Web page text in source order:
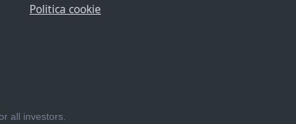
Politica cookie